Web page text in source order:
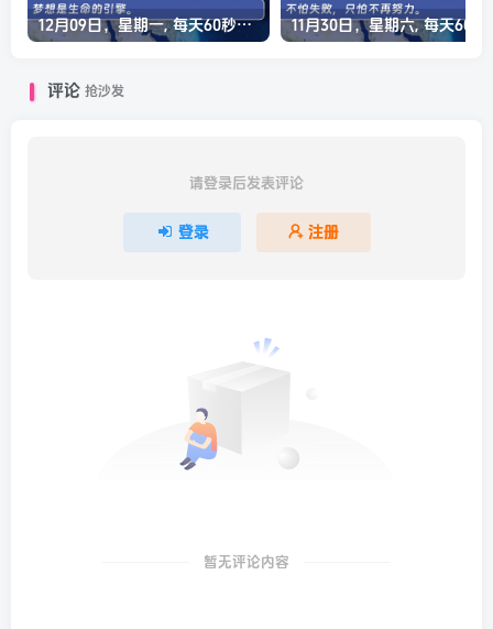
12月09日，星期一, 每天60秒读懂全世界！
评论 抢沙发
请登录后发表评论
登录 注册
暂无评论内容